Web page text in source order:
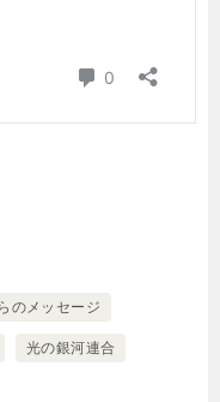
のメッセージ
光の銀河連合